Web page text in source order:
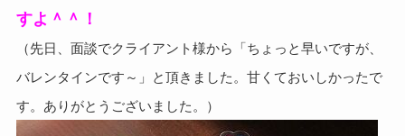
すよ＾＾！
（先日、面談でクライアント様から「ちょっと早いですが、
バレンタインです～」と頂きました。甘くておいしかったで
す。ありがとうございました。）